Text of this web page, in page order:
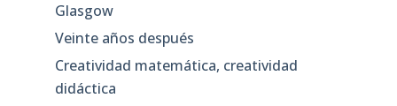
Glasgow
Veinte años después
Creatividad matemática, creatividad
didáctica